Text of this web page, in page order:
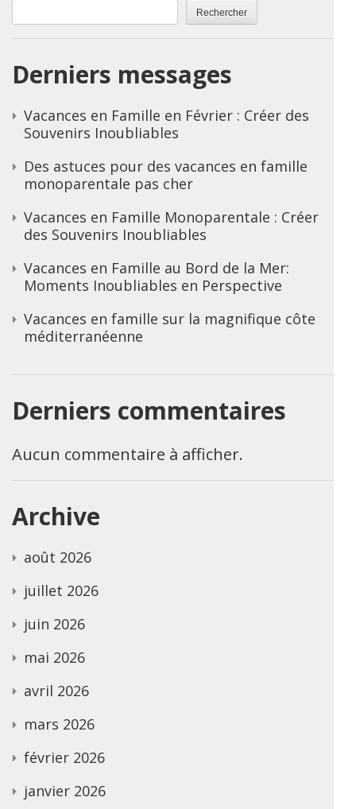
Rechercher
Derniers messages
Vacances en Famille en Février : Créer des
Souvenirs Inoubliables
Des astuces pour des vacances en famille
monoparentale pas cher
Vacances en Famille Monoparentale : Créer
des Souvenirs Inoubliables
Vacances en Famille au Bord de la Mer:
Moments Inoubliables en Perspective
Vacances en famille sur la magnifique côte
méditerranéenne
Derniers commentaires
Aucun commentaire à afficher.
Archive
août 2026
juillet 2026
juin 2026
mai 2026
avril 2026
mars 2026
février 2026
janvier 2026